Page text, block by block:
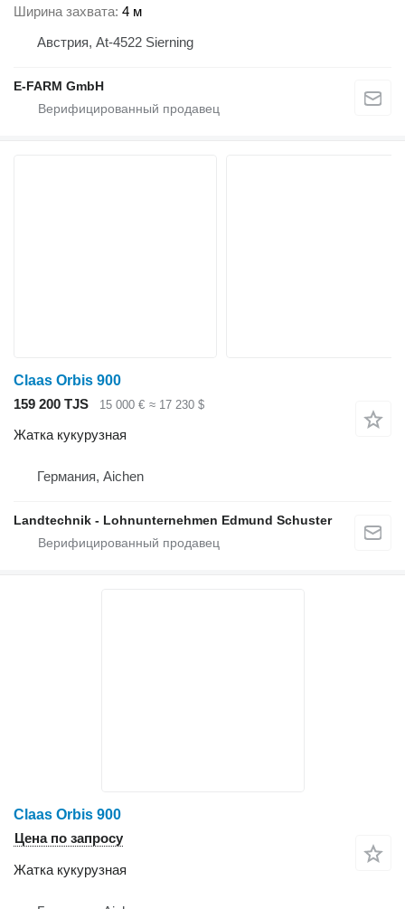
Ширина захвата 4 м
Австрия, At-4522 Sierning
E-FARM GmbH
Claas Orbis 900
159 200 TJS
15 000 € ≈ 17 230 $
Жатка кукурузная
Германия, Aichen
Landtechnik - Lohnunternehmen Edmund Schuster
Claas Orbis 900
Цена по запросу
Жатка кукурузная